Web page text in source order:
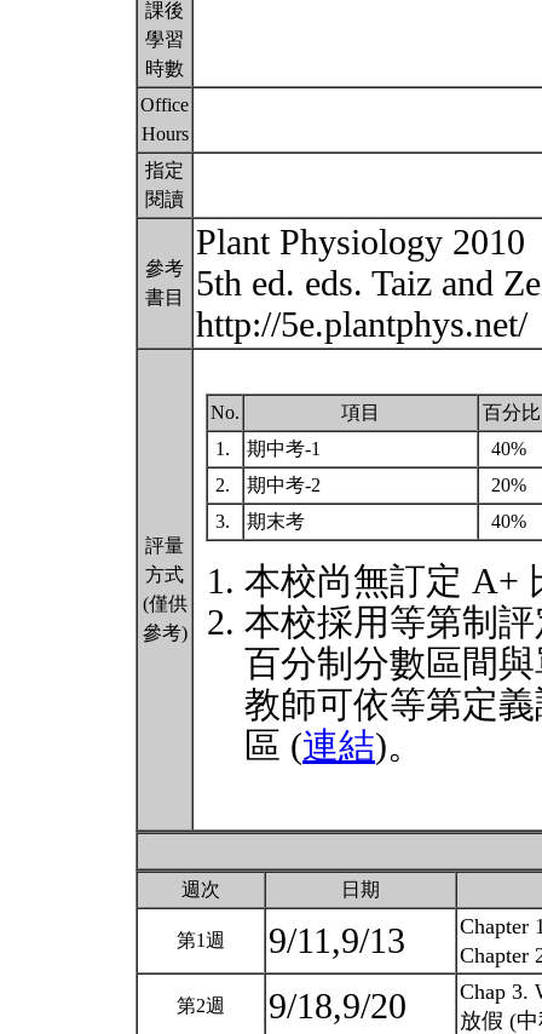
課後
學習
時數
Office
Hours
指定
閱讀
參考
書目
Plant Physiology 2010
5th ed. eds. Taiz and
http://5e.plantphys.net/
評量
方式
(僅供
參考)
No. 項目
百分比
1.
期中考-1
40%
2.
期中考-2
20%
3.
期末考 40%
本校尚無訂定 A+
本校採用等第制
百分制分數區間
教師可依等第定
區 (連結)。
週次 日期
第1週 9/11,9/13
Chapter
Chapter
第2週 9/18,9/20
Chap 3.
放假 (